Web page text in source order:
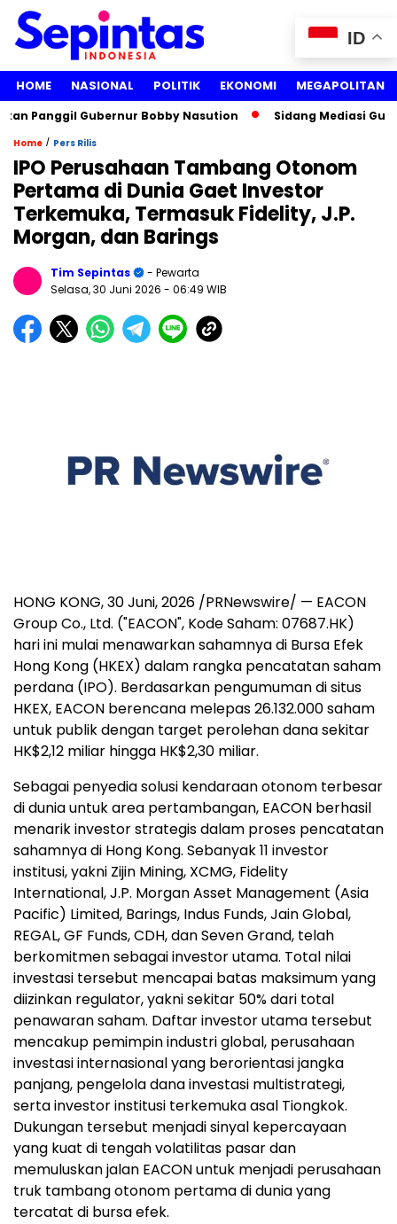
HOME NASIONAL POLITIK EKONOMI MEGAPOLITAN
Panggil Gubernur Bobby Nasution Sidang Mediasi
Home / Pers Rilis
IPO Perusahaan Tambang Otonom
Pertama di Dunia Gaet Investor
Terkemuka, Termasuk Fidelity, J.P.
Morgan, dan Barings
Tim Sepintas
- Pewarta
Selasa, 30 Juni 2026 - 06:49 WIB
HONG KONG,30 Juni, 2026 /PRNewswire/ — EACON
Group Co., Ltd. ("EACON", Kode Saham: 07687.HK)
hari ini mulai menawarkan sahamnya di Bursa Efek
Hong Kong (HKEX) dalam rangka pencatatan saham
perdana (IPO). Berdasarkan pengumuman di situs
HKEX, EACON berencana melepas 26.132.000 saham
untuk publik dengan target perolehan dana sekitar
HK$2,12 miliar hingga HK$2,30 miliar.
Sebagai penyedia solusi kendaraan otonom terbesar
di dunia untuk area pertambangan, EACON berhasil
menarik investor strategis dalam proses pencatatan
sahamnya di Hong Kong. Sebanyak 11 investor
institusi, yakni Zijin Mining, XCMG, Fidelity
International, J.P. Morgan Asset Management (Asia
Pacific) Limited, Barings, Indus Funds, Jain Global,
REGAL, GF Funds, CDH, dan Seven Grand, telah
berkomitmen sebagai investor utama. Total nilai
investasi tersebut mencapai batas maksimum yang
diizinkan regulator, yakni sekitar 50% dari total
penawaran saham. Daftar investor utama tersebut
mencakup pemimpin industri global, perusahaan
investasi internasional yang berorientasi jangka
panjang, pengelola dana investasi multistrategi,
serta investor institusi terkemuka asal Tiongkok.
Dukungan tersebut menjadi sinyal kepercayaan
yang kuat di tengah volatilitas pasar dan
memuluskan jalan EACON untuk menjadi perusahaan
truk tambang otonom pertama di dunia yang
tercatat di bursa efek.
ID